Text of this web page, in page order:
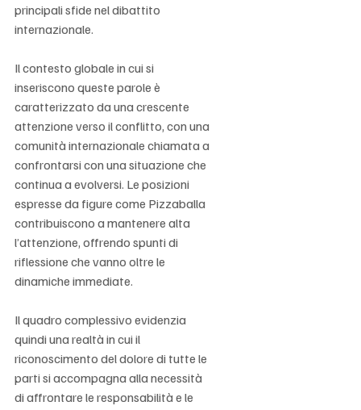
principali sfide nel dibattito
internazionale.
Il contesto globale in cui si
inseriscono queste parole è
caratterizzato da una crescente
attenzione verso il conflitto, con una
comunità internazionale chiamata a
confrontarsi con una situazione che
continua a evolversi. Le posizioni
espresse da figure come Pizzaballa
contribuiscono a mantenere alta
l’attenzione, offrendo spunti di
riflessione che vanno oltre le
dinamiche immediate.
Il quadro complessivo evidenzia
quindi una realtà in cui il
riconoscimento del dolore di tutte le
parti si accompagna alla necessità
di affrontare le responsabilità e le